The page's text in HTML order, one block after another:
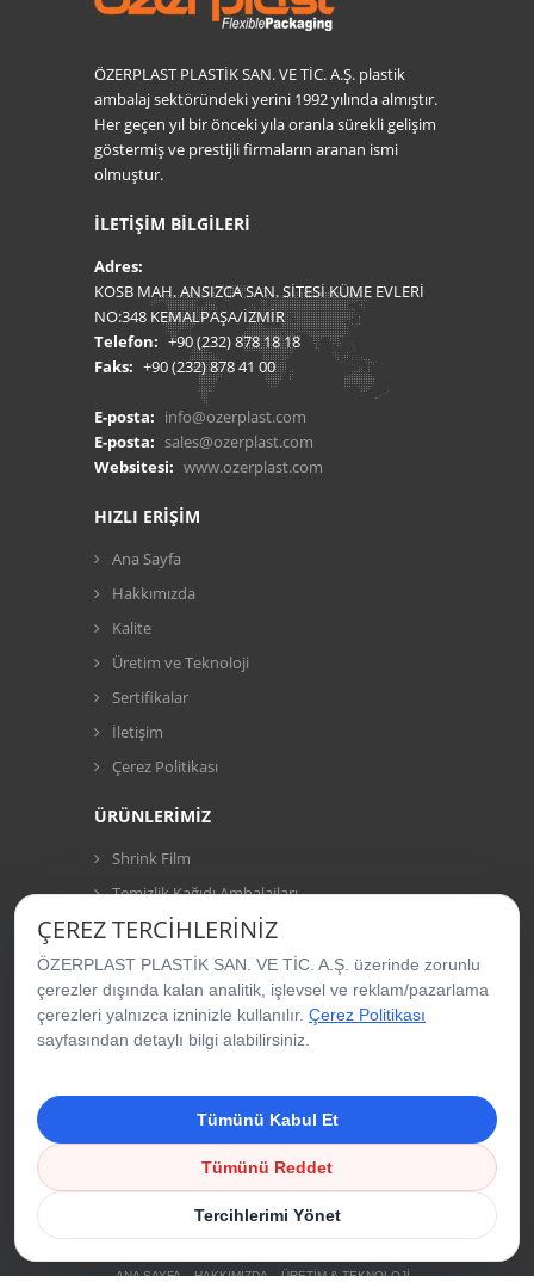
ÖZERPLAST PLASTİK SAN. VE TİC. A.Ş. plastik
ambalaj sektöründeki yerini 1992 yılında almıştır.
Her geçen yıl bir önceki yıla oranla sürekli gelişim
göstermiş ve prestijli firmaların aranan ismi
olmuştur.
İLETİŞİM BİLGİLERİ
Adres:
KOSB MAH. ANSIZCA SAN. SİTESİ KÜME EVLERİ
NO:348 KEMALPAŞA/İZMİR
Telefon: +90 (232) 878 18 18
Faks: +90 (232) 878 41 00
E-posta: info@ozerplast.com
E-posta: sales@ozerplast.com
Websitesi: www.ozerplast.com
HIZLI ERİŞİM
Ana Sayfa
Hakkımızda
Kalite
Üretim ve Teknoloji
Sertifikalar
İletişim
Çerez Politikası
ÜRÜNLERİMİZ
Shrink Film
Temizlik Kağıdı Ambalajları
Deterjan Ambalajları
Dondurulmuş Gıda Ambalajları
Kuru Gıda ve Makarna Ambalajları
Şekerleme Ambalajları
Wicketed Poşetler
ANA SAYFA HAKKIMIZDA ÜRETİM & TEKNOLOJİ
ÇEREZ TERCIHLERINIZ
ÖZERPLAST PLASTİK SAN. VE TİC. A.Ş. üzerinde zorunlu
çerezler dışında kalan analitik, işlevsel ve reklam/pazarlama
çerezleri yalnızca izninizle kullanılır. Çerez Politikası
sayfasından detaylı bilgi alabilirsiniz.
Tümünü Kabul Et
Tümünü Reddet
Tercihlerimi Yönet